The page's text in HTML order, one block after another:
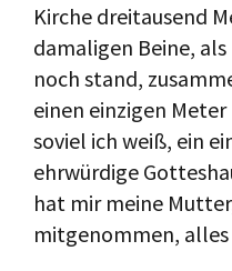
Kirche dreitausend
damaligen Beine,
noch stand,
einen einzigen
soviel ich weiß, ein
ehrwürdige
hat mir meine
mitgenommen,